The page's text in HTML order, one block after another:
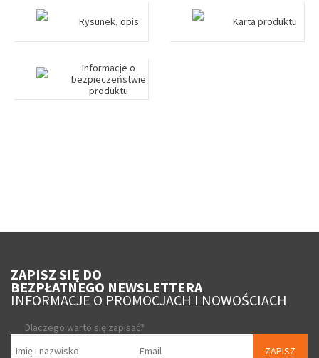
Rysunek, opis Karta produktu
Informacje o
bezpieczeństwie
produktu
ZAPISZ SIĘ DO
BEZPŁATNEGO NEWSLETTERA
INFORMACJE O PROMOCJACH I NOWOŚCIACH
Dlaczego warto się zapisać?
ZAPISZ